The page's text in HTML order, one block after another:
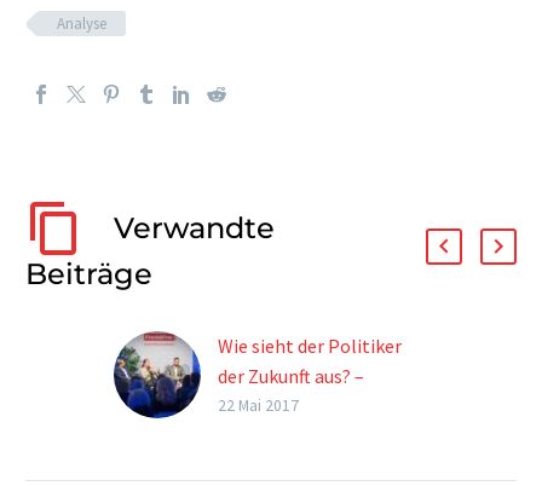
Analyse
Verwandte
Beiträge
Wie sieht der Politiker
der Zukunft aus? –
Analyse von
22 Mai 2017